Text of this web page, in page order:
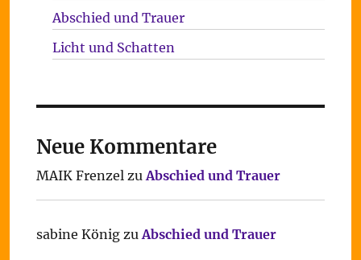
Abschied und Trauer
Licht und Schatten
Neue Kommentare
MAIK FrenzelzuAbschied und Trauer
sabine KönigzuAbschied und Trauer